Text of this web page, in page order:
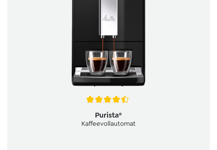
Durchschnittliche Bewertung von 4.4 von 5 Sternen
Purista®
Kaffeevollautomat